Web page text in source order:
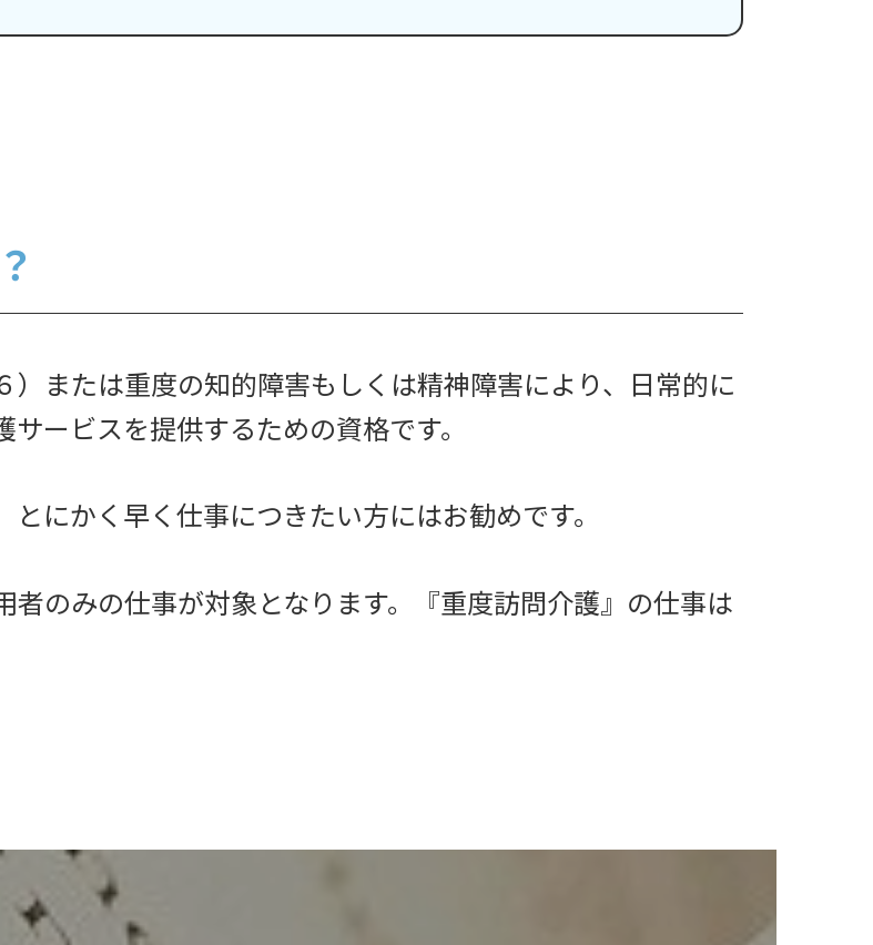
または重度の知的障害もしくは精神障害により、日常的に
ービスを提供するための資格です。
にかく早く仕事につきたい方にはお勧めです。
のみの仕事が対象となります。『重度訪問介護』の仕事は